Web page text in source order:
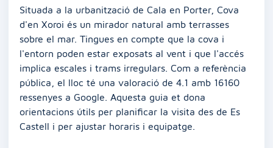
Situada a la urbanització de Cala en Porter, Cova
d'en Xoroi és un mirador natural amb terrasses
sobre el mar. Tingues en compte que la cova i
l'entorn poden estar exposats al vent i que l'accés
implica escales i trams irregulars. Com a referència
pública, el lloc té una valoració de 4.1 amb 16160
ressenyes a Google. Aquesta guia et dona
orientacions útils per planificar la visita des de Es
Castell i per ajustar horaris i equipatge.